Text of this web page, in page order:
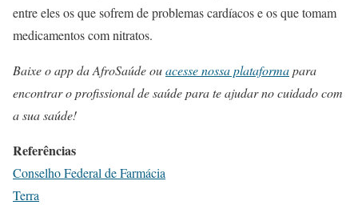
entre eles os que sofrem de problemas cardíacos e os que tomam
medicamentos com nitratos.
Baixe o app da AfroSaúde ouacesse nossa plataformapara
encontrar o profissional de saúde para te ajudar no cuidado com
a sua saúde!
Referências
Conselho Federal de Farmácia
Terra